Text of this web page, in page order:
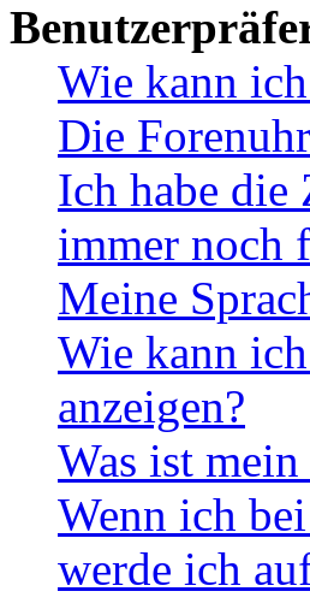
Wie kann
Die
Ich habe die
immer noch
Meine
Wie kann
anzeigen?
Was ist
Wenn ich
werde ich